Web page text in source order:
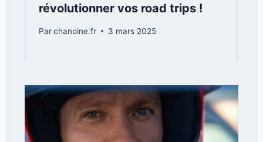
révolutionner vos road trips !
Parchanoine.fr 3 mars 2025